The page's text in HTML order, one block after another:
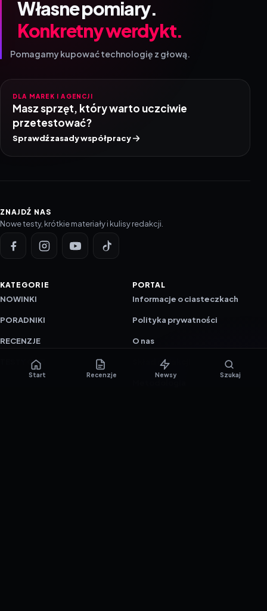
Własne pomiary.
Konkretny werdykt.
Pomagamy kupować technologię z głową.
DLA MAREK I AGENCJI
Masz sprzęt, który warto uczciwie
przetestować?
Sprawdź zasady współpracy
ZNAJDŹ NAS
Nowe testy, krótkie materiały i kulisy redakcji.
KATEGORIE
NOWINKI
PORADNIKI
RECENZJE
TESTY GIER
PORTAL
Informacje o ciasteczkach
Polityka prywatności
O nas
Skład redakcji
Start Recenzje Newsy Szukaj